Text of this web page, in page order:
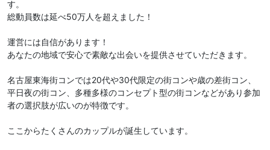
す。
総動員数は延べ50万人を超えました！
運営には自信があります！
あなたの地域で安心で素敵な出会いを提供させていただきます。
名古屋東海街コンでは20代や30代限定の街コンや歳の差街コン、
平日夜の街コン、多種多様のコンセプト型の街コンなどがあり参加
者の選択肢が広いのが特徴です。
ここからたくさんのカップルが誕生しています。